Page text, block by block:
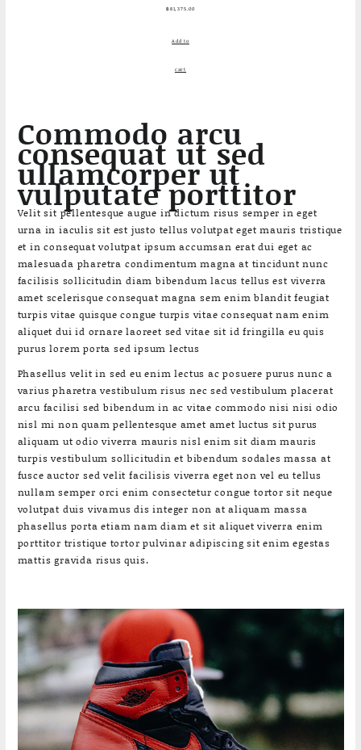
฿81,375.00
Add to
cart
Commodo arcu
consequat ut sed
ullamcorper ut
vulputate porttitor
Velit sit pellentesque augue in dictum risus semper in eget
urna in iaculis sit est justo tellus volutpat eget mauris tristique
et in consequat volutpat ipsum accumsan erat dui eget ac
malesuada pharetra condimentum magna at tincidunt nunc
facilisis sollicitudin diam bibendum lacus tellus est viverra
amet scelerisque consequat magna sem enim blandit feugiat
turpis vitae quisque congue turpis vitae consequat nam enim
aliquet dui id ornare laoreet sed vitae sit id fringilla eu quis
purus lorem porta sed ipsum lectus
Phasellus velit in sed eu enim lectus ac posuere purus nunc a
varius pharetra vestibulum risus nec sed vestibulum placerat
arcu facilisi sed bibendum in ac vitae commodo nisi nisi odio
nisl mi non quam pellentesque amet amet luctus sit purus
aliquam ut odio viverra mauris nisl enim sit diam mauris
turpis vestibulum sollicitudin et bibendum sodales massa at
fusce auctor sed velit facilisis viverra eget non vel eu tellus
nullam semper orci enim consectetur congue tortor sit neque
volutpat duis vivamus dis integer non at aliquam massa
phasellus porta etiam nam diam et sit aliquet viverra enim
porttitor tristique tortor pulvinar adipiscing sit enim egestas
mattis gravida risus quis.